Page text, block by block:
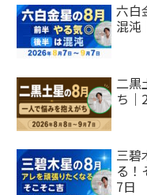
六白
混沌
二黒
ち｜
三碧
る！
7日